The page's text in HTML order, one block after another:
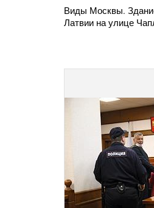
Виды Москвы.
Латвии на улице